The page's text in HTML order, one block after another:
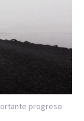
progreso